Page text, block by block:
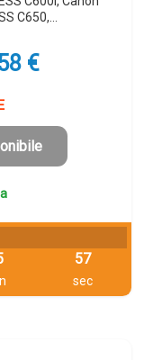
C650,…
€.
€Il
è:
166,58 €.
56
sec